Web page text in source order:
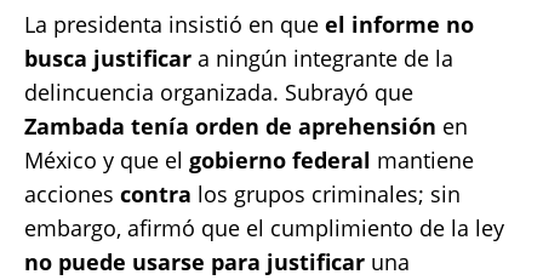
La presidenta insistió en que el informe no
busca justificar a ningún integrante de la
delincuencia organizada. Subrayó que
Zambada tenía orden de aprehensión en
México y que el gobierno federal mantiene
acciones contra los grupos criminales; sin
embargo, afirmó que el cumplimiento de la ley
no puede usarse para justificar una